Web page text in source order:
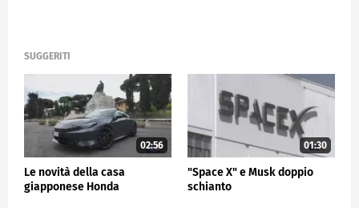
SUGGERITI
02:56
Le novità della casa
giapponese Honda
01:30
"Space X" e Musk doppio
schianto